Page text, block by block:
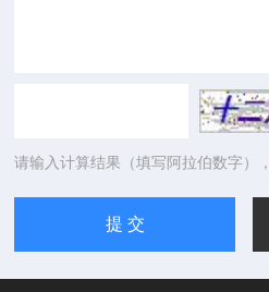
请输入计算结果（填写阿拉伯数字）